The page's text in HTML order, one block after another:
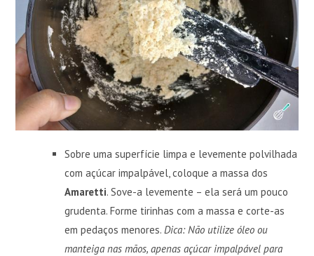
Sobre uma superfície limpa e levemente polvilhada
com açúcar impalpável, coloque a massa dos
Amaretti. Sove-a levemente – ela será um pouco
grudenta. Forme tirinhas com a massa e corte-as
em pedaços menores.Dica: Não utilize óleo ou
manteiga nas mãos, apenas açúcar impalpável para